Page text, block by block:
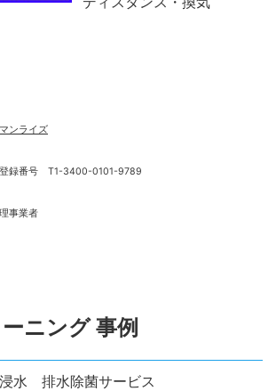
ンライズ
録番号 T1-3400-0101-9789
事業者
ニング 事例
水 排水除菌サービス